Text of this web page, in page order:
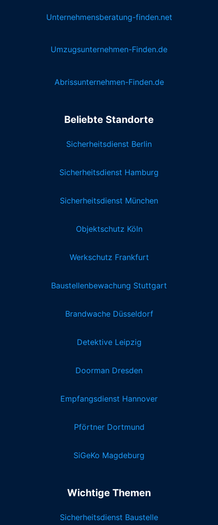
Unternehmensberatung-finden.net
Umzugsunternehmen-Finden.de
Abrissunternehmen-Finden.de
Beliebte Standorte
Sicherheitsdienst Berlin
Sicherheitsdienst Hamburg
Sicherheitsdienst München
Objektschutz Köln
Werkschutz Frankfurt
Baustellenbewachung Stuttgart
Brandwache Düsseldorf
Detektive Leipzig
Doorman Dresden
Empfangsdienst Hannover
Pförtner Dortmund
SiGeKo Magdeburg
Wichtige Themen
Sicherheitsdienst Baustelle